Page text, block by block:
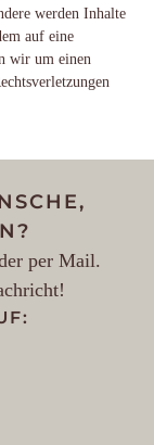
werden Inhalte
auf eine
wir um einen
per Mail.